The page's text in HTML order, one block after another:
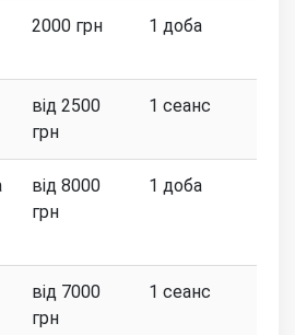
2000 грн 1 доба
від 2500
грн
1 сеанс
від 8000
грн
1 доба
від 7000
грн
1 сеанс